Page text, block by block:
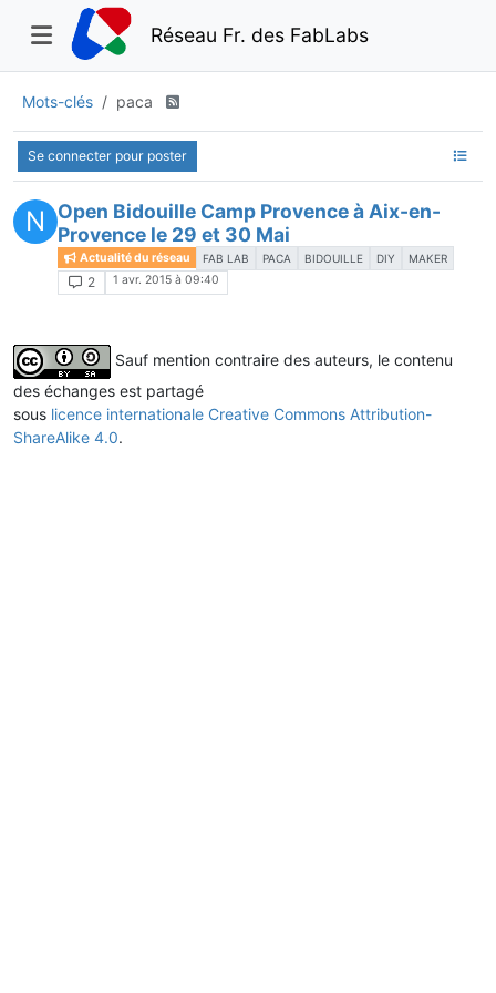
Réseau Fr. des FabLabs
Mots-clés paca
Se connecter pour poster
N
Open Bidouille Camp Provence à Aix-en-
Provence le 29 et 30 Mai
Actualité du réseau FAB LAB PACA BIDOUILLE DIY MAKER
2 1 avr. 2015 à 09:40
Sauf mention contraire des auteurs, le contenu
des échanges est partagé
sous licence internationale Creative Commons Attribution-
ShareAlike 4.0.